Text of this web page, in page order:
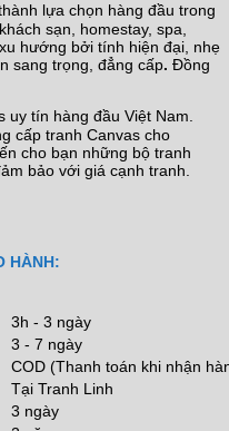
lựa chọn hàng đầu trong
sạn, homestay, spa,
hướng bởi tính hiện đại, nhẹ
sang trọng, đẳng cấp. Đồng
uy tín hàng đầu Việt Nam.
cấp tranh Canvas cho
cho bạn những bộ tranh
bảo với giá cạnh tranh.
HÀNH:
3h - 3 ngày
3 - 7 ngày
COD (Thanh toán khi nhận
Tại Tranh Linh
3 ngày